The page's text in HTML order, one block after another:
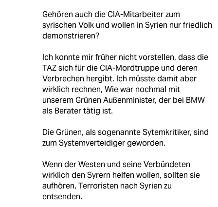
Gehören auch die CIA-Mitarbeiter zum
syrischen Volk und wollen in Syrien nur friedlich
demonstrieren?
Ich konnte mir früher nicht vorstellen, dass die
TAZ sich für die CIA-Mordtruppe und deren
Verbrechen hergibt. Ich müsste damit aber
wirklich rechnen, Wie war nochmal mit
unserem Grünen Außenminister, der bei BMW
als Berater tätig ist.
Die Grünen, als sogenannte Sytemkritiker, sind
zum Systemverteidiger geworden.
Wenn der Westen und seine Verbündeten
wirklich den Syrern helfen wollen, sollten sie
aufhören, Terroristen nach Syrien zu
entsenden.